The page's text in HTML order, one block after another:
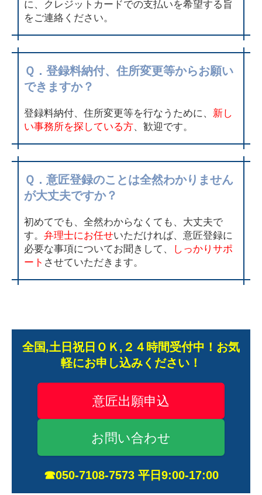
に、クレジットカードでの支払いを希望する旨
をご連絡ください。
Ｑ．登録料納付、住所変更等からお願い
できますか？
登録料納付、住所変更等を行なうために、 新し
い事務所を探している方、歓迎です。
Ｑ．意匠登録のことは全然わかりません
が大丈夫ですか？
初めてでも、全然わからなくても、大丈夫で
す。 弁理士にお任せいただければ、意匠登録に
必要な事項についてお聞きして、
しっかりサポ
ート させていただきます。
全国,土日祝日ＯＫ,２４時間受付中！お気
軽にお申し込みください！
意匠出願申込
お問い合わせ
☎050-7108-7573 平日9:00-17:00